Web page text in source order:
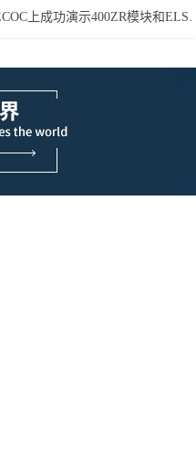
以诚为本赢9001网址在ECOC上成功演示400ZR模块和ELSFP模块